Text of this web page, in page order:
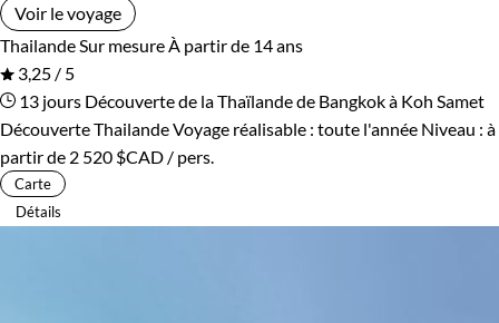
Voir le voyage
Thailande Sur mesure À partir de 14 ans
3,25 / 5
13 jours Découverte de la Thaïlande de Bangkok à Koh Samet
Découverte ThailandeVoyage réalisable : toute l'année Niveau : à
partir de 2 520 $CAD / pers.
Carte
Détails